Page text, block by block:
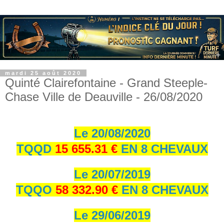
mardi 25 août 2020
Quinté Clairefontaine - Grand Steeple-
Chase Ville de Deauville - 26/08/2020
Le 20/08/2020
TQQD 15 655.31 €EN 8 CHEVAUX
Le 20/07/2019
TQQO 58 332.90 €EN 8 CHEVAUX
Le 29/06/2019